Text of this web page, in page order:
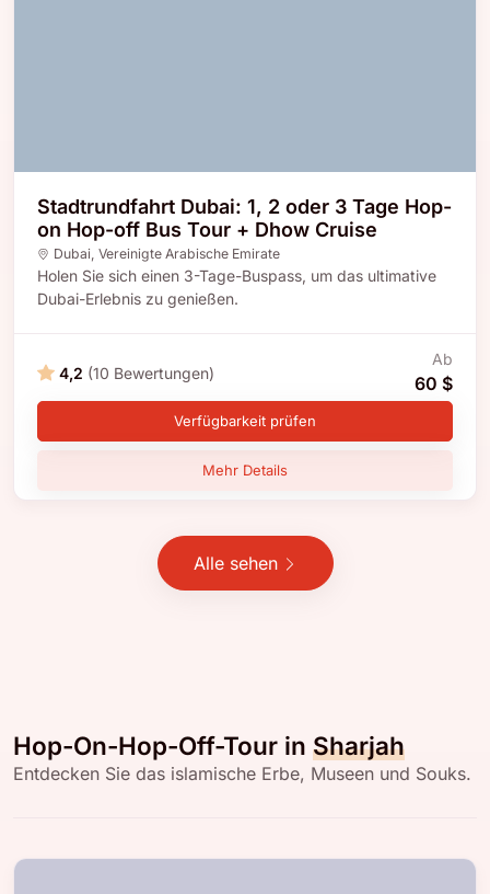
Stadtrundfahrt Dubai: 1, 2 oder 3 Tage Hop-
on Hop-off Bus Tour + Dhow Cruise
Dubai, Vereinigte Arabische Emirate
Holen Sie sich einen 3-Tage-Buspass, um das ultimative
Dubai-Erlebnis zu genießen.
4,2 (10 Bewertungen)
Ab
60 $
Verfügbarkeit prüfen
Mehr Details
Alle sehen
Hop-On-Hop-Off-Tour in Sharjah
Entdecken Sie das islamische Erbe, Museen und Souks.